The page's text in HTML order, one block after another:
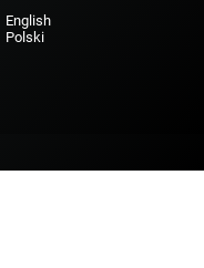
English
Polski